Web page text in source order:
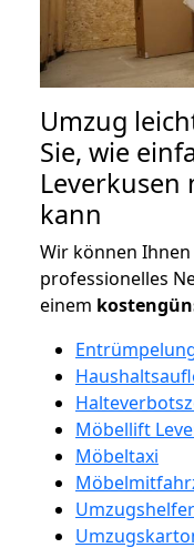
Umzug
Sie, wie
Leverkusen
kann
Wir können
professionelles
einem
Möbellift
Möbeltaxi